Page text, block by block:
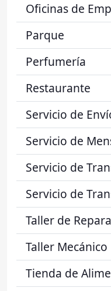
Oficinas de
Parque
Perfumería
Restaurante
Servicio de
Servicio de
Servicio de
Servicio de
Taller de
Taller Mecánico
Tienda de